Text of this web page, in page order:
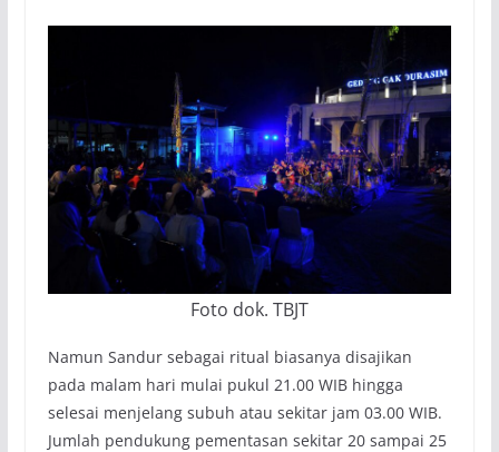
Foto dok. TBJT
Namun Sandur sebagai ritual biasanya disajikan
pada malam hari mulai pukul 21.00 WIB hingga
selesai menjelang subuh atau sekitar jam 03.00 WIB.
Jumlah pendukung pementasan sekitar 20 sampai 25